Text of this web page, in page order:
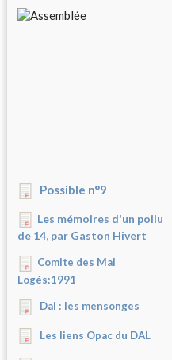
Possible n°9
Les mémoires d'un poilu
de 14, par Gaston Hivert
Comite des Mal
Logés:1991
Dal : les mensonges
Les liens Opac du DAL